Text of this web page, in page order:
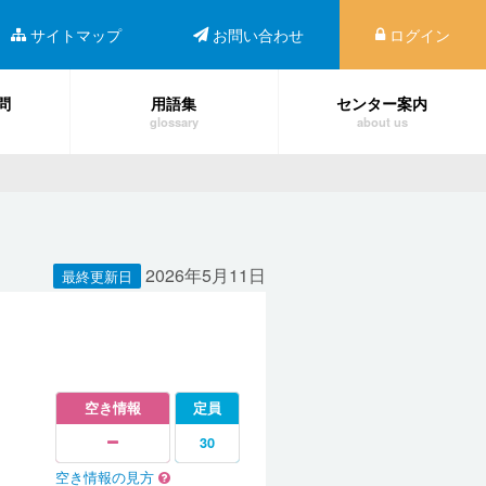
サイトマップ お問い合わせ ログイン
用語集
glossary
センター案内
about us
最終更新日 2026年5月11日
空き情報
空き情報の見方
定員
30